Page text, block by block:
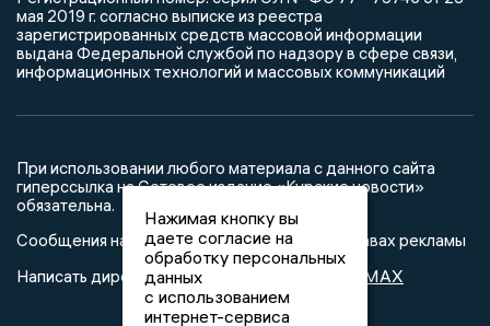
мая 2019 г. согласно выписке из реестра
зарегистрированных средств массовой информации
выдана Федеральной службой по надзору в сфере связи,
информационных технологий и массовых коммуникаций
При использовании любого материала с данного сайта
гиперссылка на Сетевое издание «Курские новости»
обязательна.
Сообщения на сером фоне размещены на правах рекламы
Написать директору в телеграм
MAX
Нажимая кнопку вы
даете согласие на
обработку персональных
данных
с использованием
интернет-сервиса